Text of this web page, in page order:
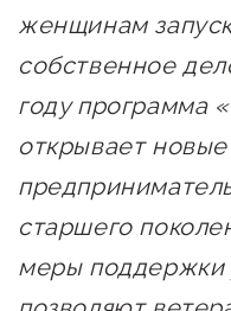
Новости УФНС
Каталог грантов
Конкурсы для
Сообщить о
АвтоУСН
женщинам
собственное
году программа
открывает
старшего
меры поддержки